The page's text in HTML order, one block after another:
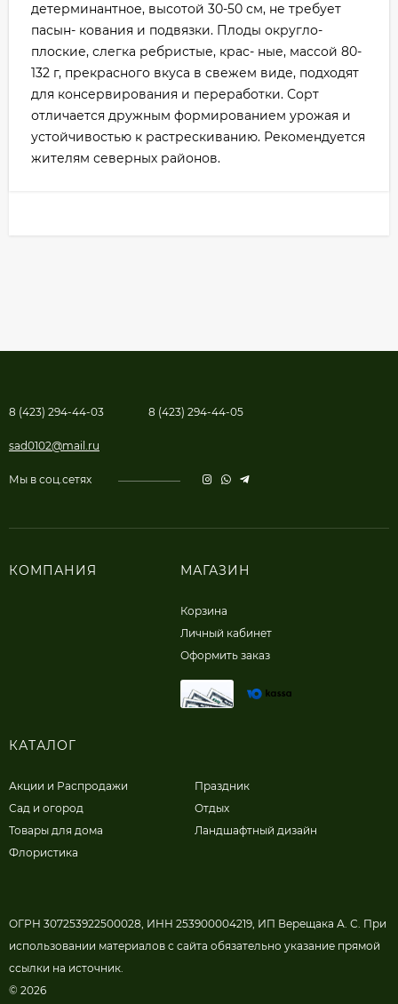
детерминантное, высотой 30-50 см, не требует
пасын- кования и подвязки. Плоды округло-
плоские, слегка ребристые, крас- ные, массой 80-
132 г, прекрасного вкуса в свежем виде, подходят
для консервирования и переработки. Сорт
отличается дружным формированием урожая и
устойчивостью к растрескиванию. Рекомендуется
жителям северных районов.
8 (423) 294-44-03 8 (423) 294-44-05
sad0102@mail.ru
Мы в соц.сетях
КОМПАНИЯ МАГАЗИН
Корзина
Личный кабинет
Оформить заказ
КАТАЛОГ
Акции и Распродажи
Сад и огород
Товары для дома
Флористика
Праздник
Отдых
Ландшафтный дизайн
ОГРН 307253922500028, ИНН 253900004219, ИП Верещака А. С. При
использовании материалов с сайта обязательно указание прямой
ссылки на источник.
© 2026